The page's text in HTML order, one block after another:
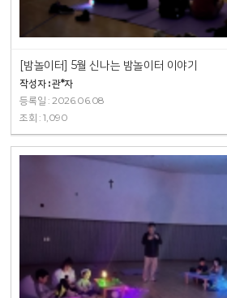
[밤놀이터] 5월 신나는 밤놀이터 이야기
작성자 : 관*자
등록일 : 2026.06.08
조회 : 1,090